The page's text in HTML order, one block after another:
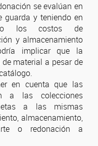
se evalúan en
y teniendo en
los costos de
y almacenamiento
implicar que la
material a pesar de
en cuenta que las
a las colecciones
a las mismas
almacenamiento,
o redonación a